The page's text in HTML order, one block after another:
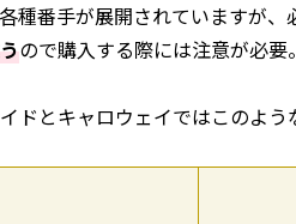
種番手が展開されていますが、
ので購入する際には注意が必要。
ドとキャロウェイではこのよう